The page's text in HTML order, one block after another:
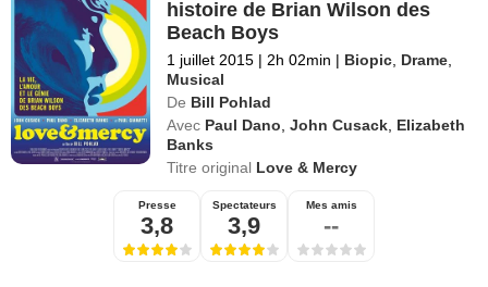
histoire de Brian Wilson des
Beach Boys
1 juillet 2015 | 2h 02min | Biopic Drame
Musical
De Bill Pohlad
Avec Paul Dano ,John Cusack Elizabeth
Banks
Titre original Love & Mercy
Presse
3,8
Spectateurs
3,9
Mes amis
--